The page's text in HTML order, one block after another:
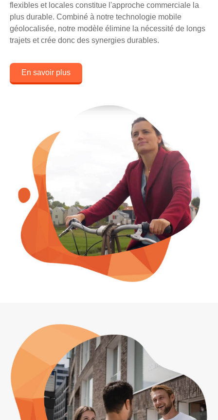
flexibles et locales constitue l'approche commerciale la
plus durable. Combiné à notre technologie mobile
géolocalisée, notre modèle élimine la nécessité de longs
trajets et crée donc des synergies durables.
En savoir plus